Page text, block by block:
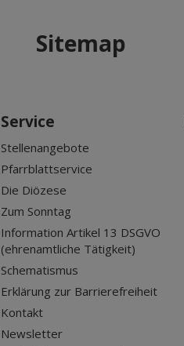
Sitemap
Service
Stellenangebote
Pfarrblattservice
Die Diözese
Zum Sonntag
Information Artikel 13 DSGVO
(ehrenamtliche Tätigkeit)
Schematismus
Erklärung zur Barrierefreiheit
Kontakt
Newsletter